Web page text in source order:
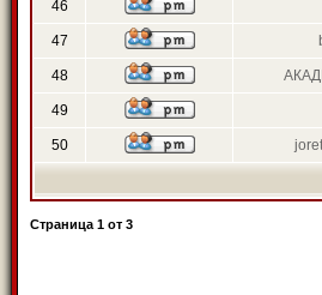
46
47
48
49
50
Страница 1 от 3